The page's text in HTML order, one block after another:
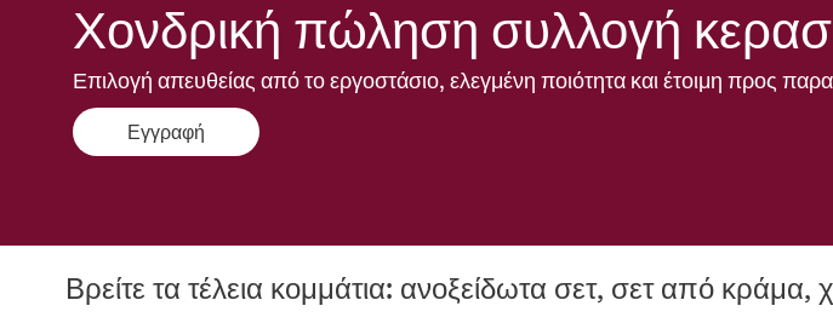
Χονδρική πώληση συλλογή
Επιλογή απευθείας από το εργοστάσιο, ελεγμένη ποιότητα και έτοιμη προς
Εγγραφή
Βρείτε τα τέλεια κομμάτια: ανοξείδωτα σετ, σετ από κράμα,